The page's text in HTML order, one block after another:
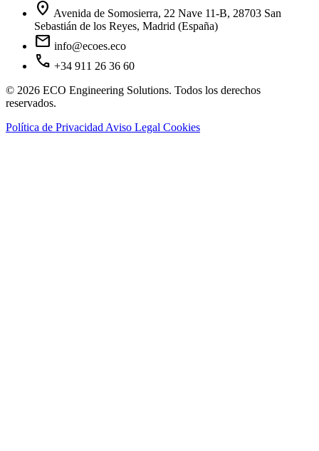
location_on Avenida de Somosierra, 22 Nave 11-B, 28703 San
Sebastián de los Reyes, Madrid (España)
mail info@ecoes.eco
call +34 911 26 36 60
© 2026 ECO Engineering Solutions. Todos los derechos
reservados.
Política de PrivacidadAviso Legal Cookies